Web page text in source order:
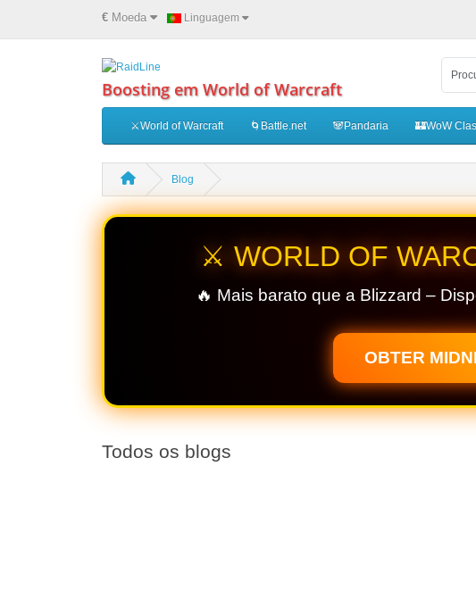
€ Moeda Linguagem
Boosting em World of Warcraft
⚔️World of Warcraft 🌀Battle.net 🐼Pandaria 🏰WoW
Blog
⚔️ WORLD OF
🔥 Mais barato que a Blizzard –
OBTER
Todos os blogs